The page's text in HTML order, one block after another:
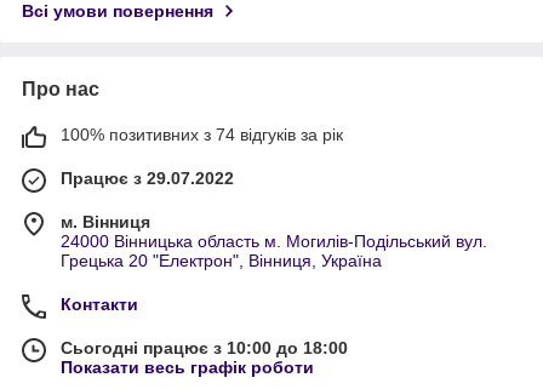
Всі умови повернення
Про нас
100% позитивних з 74 відгуків за рік
Працює з 29.07.2022
м. Вінниця
24000 Вінницька область м. Могилів-Подільський вул.
Грецька 20 "Електрон", Вінниця, Україна
Контакти
Сьогодні працює з 10:00 до 18:00
Показати весь графік роботи